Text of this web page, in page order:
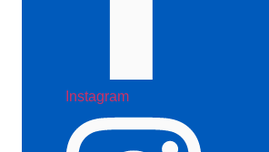
Instagram